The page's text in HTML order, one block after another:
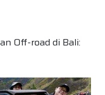
Off-road di Bali: